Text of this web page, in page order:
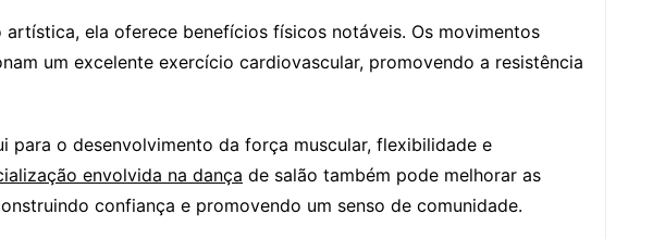
artística, ela oferece benefícios físicos notáveis. Os movimentos
um excelente exercício cardiovascular, promovendo a resistência
para o desenvolvimento da força muscular, flexibilidade e
envolvida na dança de salão também pode melhorar as
confiança e promovendo um senso de comunidade.